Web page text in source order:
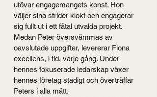
utövar engagemangets konst. Hon
väljer sina strider klokt och engagerar
sig fullt ut i ett fåtal utvalda projekt.
Medan Peter översvämmas av
oavslutade uppgifter, levererar Fiona
excellens, i tid, varje gång. Under
hennes fokuserade ledarskap växer
hennes företag stadigt och överträffar
Peters i alla mått.